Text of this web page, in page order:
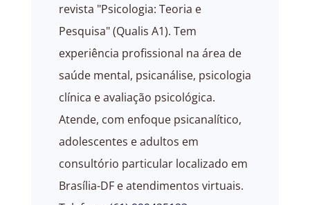
revista "Psicologia: Teoria e
Pesquisa" (Qualis A1). Tem
experiência profissional na área de
saúde mental, psicanálise, psicologia
clínica e avaliação psicológica.
Atende, com enfoque psicanalítico,
adolescentes e adultos em
consultório particular localizado em
Brasília-DF e atendimentos virtuais.